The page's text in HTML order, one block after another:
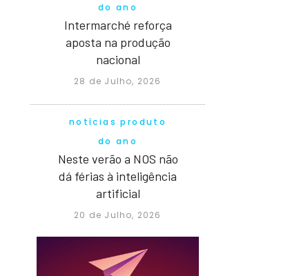
do ano
Intermarché reforça
aposta na produção
nacional
28 de Julho, 2026
notícias produto
do ano
Neste verão a NOS não
dá férias à inteligência
artificial
20 de Julho, 2026